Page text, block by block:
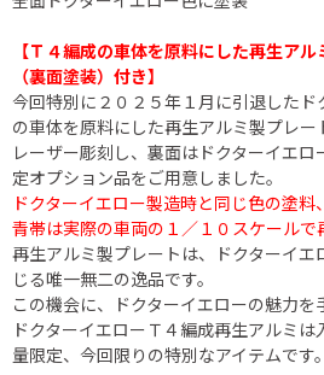
【Ｔ４編成の車体を原料にした再生ア
（裏面塗装）付き】
今回特別に２０２５年１月に引退した
の車体を原料にした再生アルミ製プレ
レーザー彫刻し、裏面はドクターイエ
定オプション品をご用意しました。
ドクターイエロー製造時と同じ色の塗料
青帯は実際の車両の１／１０スケールで
再生アルミ製プレートは、ドクターイ
じる唯一無二の逸品です。
この機会に、ドクターイエローの魅力を
ドクターイエローＴ４編成再生アルミ
量限定、今回限りの特別なアイテムです。